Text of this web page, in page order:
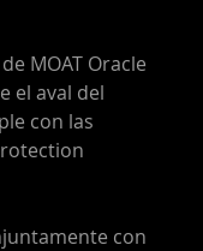
MOAT Oracle
el aval del
con las
con